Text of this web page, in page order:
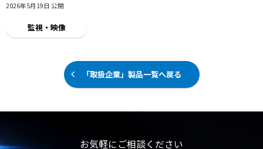
2026年5月19日 公開
監視・映像
「取扱企業」製品一覧へ戻る
お気軽にご相談ください